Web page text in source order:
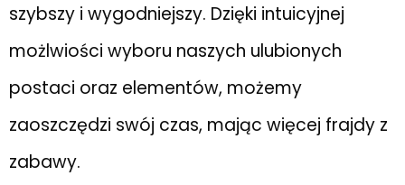
szybszy i wygodniejszy. Dzięki intuicyjnej
możlwiości wyboru naszych ulubionych
postaci oraz elementów, możemy
zaoszczędzi swój czas, mając więcej frajdy z
zabawy.